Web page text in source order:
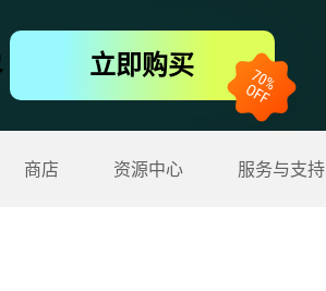
立即购买
商店 资源中心 服务与支持
更多产品